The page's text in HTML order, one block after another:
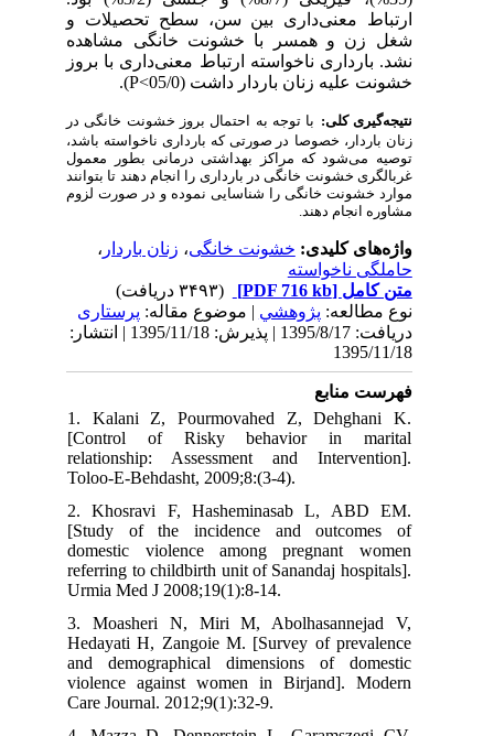
ارتباط معنی‌داری بین سن، سطح تحصیلات و
شغل زن و همسر با خشونت خانگی مشاهده
نشد. بارداری ناخواسته ارتباط معنی‌داری با بروز
خشونت علیه زنان باردار داشت (05/0>
P
).
نتیجهگیری کلی: با توجه به احتمال بروز خشونت خانگی در
زنان باردار، خصوصا در صورتی که بارداری ناخواسته باشد،
توصیه می‌شود که مراکز بهداشتی درمانی بطور معمول
غربالگری خشونت خانگی در بارداری را انجام دهند تا بتوانند
موارد خشونت خانگی را شناسایی نموده و در صورت لزوم
مشاوره انجام دهند.
واژه‌های کلیدی:خشونت خانگی،زنان باردار ،
حاملگی ناخواسته
متن کامل[PDF 716 kb]
نوع مطالعه:پژوهشي| موضوع مقاله:پرستاری
دریافت: 1395/8/17 | پذیرش: 1395/11/18 | انتشار:
1395/11/18
فهرست منابع
1. Kalani Z, Pourmovahed Z, Dehghani K.
[Control of Risky behavior in marital
relationship: Assessment and Intervention].
Toloo-E-Behdasht, 2009;8:(3-4).
2. Khosravi F, Hasheminasab L, ABD EM.
[Study of the incidence and outcomes of
domestic violence among pregnant women
referring to childbirth unit of Sanandaj hospitals].
Urmia Med J 2008;19(1):8-14.
3. Moasheri N, Miri M, Abolhasannejad V,
Hedayati H, Zangoie M. [Survey of prevalence
and demographical dimensions of domestic
violence against women in Birjand]. Modern
Care Journal. 2012;9(1):32-9.